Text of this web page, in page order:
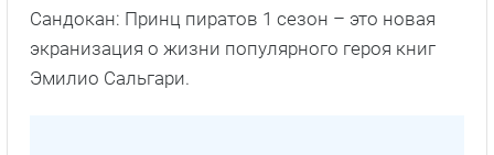
Сандокан: Принц пиратов 1 сезон – это новая
экранизация о жизни популярного героя книг
Эмилио Сальгари.